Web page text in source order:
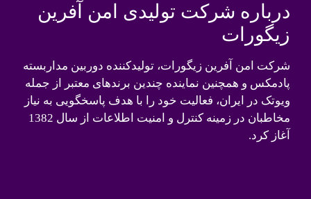
درباره شرکت تولیدی امن آفرین
زیگورات
شرکت امن آفرین زیگورات، تولیدکننده دوربین مداربسته
پادمکس و همچنین نماینده چندین برندهای معتبر از جمله
ویوتک در ایران، فعالیت خود را با هدف پاسخگویی به نیاز
مخاطبان در زمینه کنترل و امنیت اطلاعات از سال 1382
آغاز کرد.